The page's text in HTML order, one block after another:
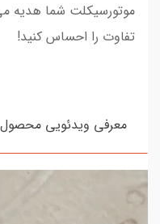
موتورسیکلت شما هدیه
تفاوت را احساس کنید!
معرفی ویدئویی محصول